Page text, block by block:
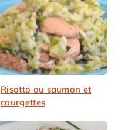
Risotto au saumon et
courgettes